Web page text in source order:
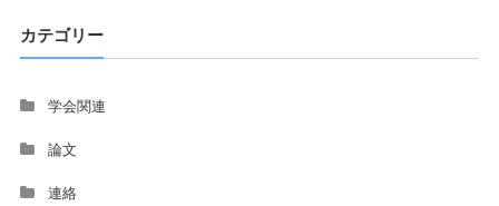
カテゴリー
学会関連
論文
連絡